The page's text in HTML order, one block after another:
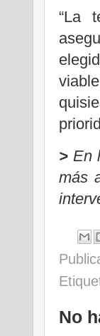
“La
>En
más
No